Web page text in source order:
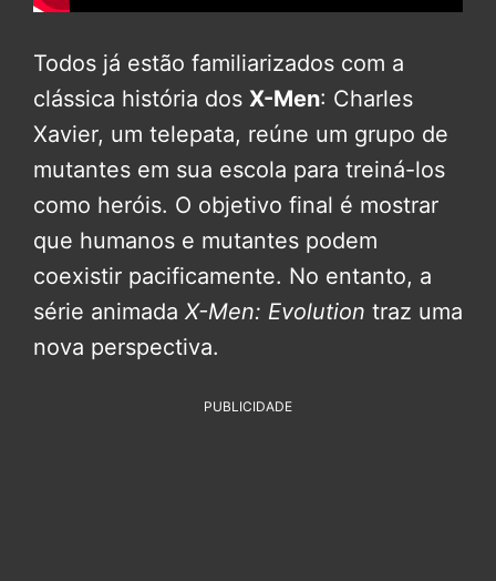
Todos já estão familiarizados com a
clássica história dos X-Men: Charles
Xavier, um telepata, reúne um grupo de
mutantes em sua escola para treiná-los
como heróis. O objetivo final é mostrar
que humanos e mutantes podem
coexistir pacificamente. No entanto, a
série animada X-Men: Evolution traz uma
nova perspectiva.
PUBLICIDADE